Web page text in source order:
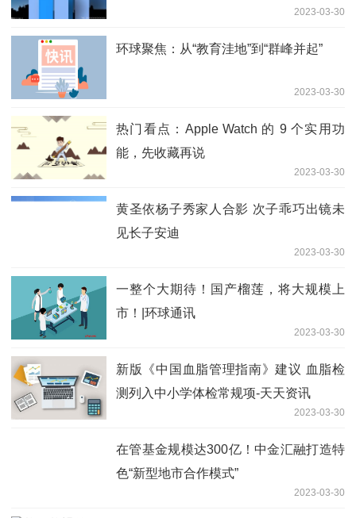
2023-03-30
环球聚焦：从“教育洼地”到“群峰并起”
2023-03-30
热门看点：Apple Watch 的 9 个实用功
能，先收藏再说
2023-03-30
黄圣依杨子秀家人合影 次子乖巧出镜未
见长子安迪
2023-03-30
一整个大期待！国产榴莲，将大规模上
市！|环球通讯
2023-03-30
新版《中国血脂管理指南》建议 血脂检
测列入中小学体检常规项-天天资讯
2023-03-30
在管基金规模达300亿！中金汇融打造特
色“新型地市合作模式”
2023-03-30